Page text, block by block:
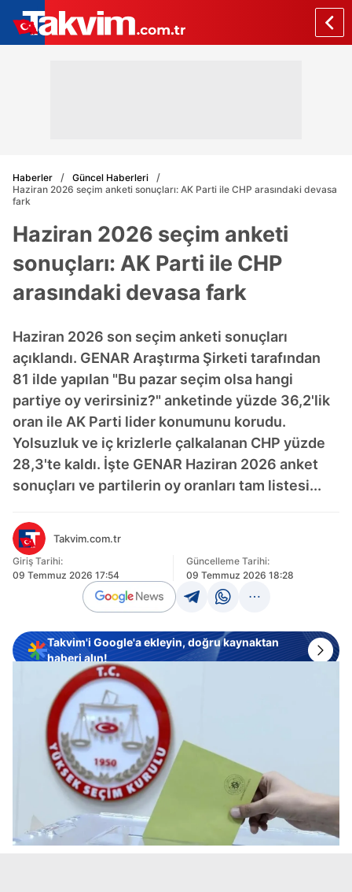
Haberler
Güncel Haberleri
Haziran 2026 seçim anketi sonuçları: AK Parti ile CHP arasındaki devasa
fark
Haziran 2026 seçim anketi
sonuçları: AK Parti ile CHP
arasındaki devasa fark
Haziran 2026 son seçim anketi sonuçları
açıklandı. GENAR Araştırma Şirketi tarafından
81 ilde yapılan "Bu pazar seçim olsa hangi
partiye oy verirsiniz?" anketinde yüzde 36,2'lik
oran ile AK Parti lider konumunu korudu.
Yolsuzluk ve iç krizlerle çalkalanan CHP yüzde
28,3'te kaldı. İşte GENAR Haziran 2026 anket
sonuçları ve partilerin oy oranları tam listesi...
Takvim.com.tr
Giriş Tarihi:
09 Temmuz 2026 17:54
Güncelleme Tarihi:
09 Temmuz 2026 18:28
Takvim'i Google'a ekleyin, doğru kaynaktan
haberi alın!